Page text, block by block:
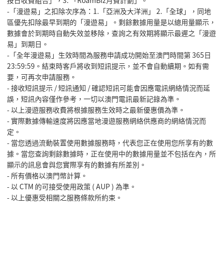
-「漫遊易」之扣除次序為：1.「亞洲及大洋洲」 2.「全球」，同地
區優先扣除最早到期的「漫遊易」。剩餘數據用量是以總用量顯示，
數據會於到期時自動失效並移除，查詢之有效期將顯示最遲之「漫遊
易」到期日。
-「全年漫遊易」生效時間為服務申請成功開始至澳門時間第 365日
23:59:59。結束時客戶將收到短訊提示，並不會自動續期。如有需
要，可再次申請服務。
- 接收短訊提示 / 短訊通知 / 確認短訊可能會因應電訊網絡情況而延
誤，短訊內容僅作參考，一切以澳門電訊最新記錄為準。
- 以上漫遊服務收費將根據服務生效時之最新優惠價為準。
- 實際數據傳輸速度將因應當地漫遊服務網絡供應商的網絡情況而
定。
- 當您透過流動裝置使用數據服務時，代表您正在使用您所享有的數
據。當您查詢剩餘數據時，正在使用中的數據用量並不包括在內，所
顯示的訊息會與您實際享有的數據有所差別。
- 所有價格以澳門幣計算。
- 以 CTM 的可接受使用政策 ( AUP ) 為準。
- 以上優惠受相關之服務條款所約束。